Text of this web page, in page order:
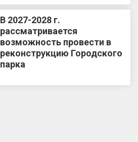
В 2027-2028 г.
рассматривается
возможность провести в
реконструкцию Городского
парка